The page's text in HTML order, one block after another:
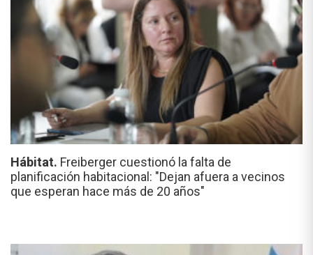
Hábitat. Freiberger cuestionó la falta de
planificación habitacional: "Dejan afuera a vecinos
que esperan hace más de 20 años"